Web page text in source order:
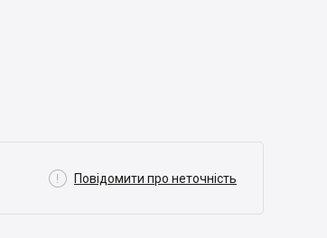
 Повідомити про неточність